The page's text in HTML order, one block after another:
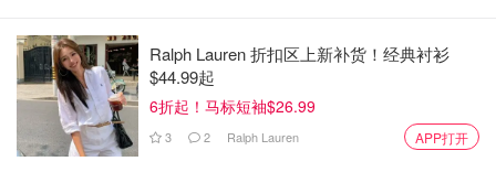
这个玉米迷宫一直开放到十月底哦，抓住机会，尽情享受
秋天的乐趣吧！
Greendale Acres
Ralph Lauren 折扣区上新补货！经典衬衫
$44.99起
6折起！马标短袖$26.99
3 2 Ralph Lauren APP打开